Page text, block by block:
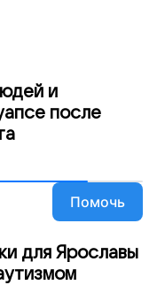
и
после
Помочь
для Ярославы